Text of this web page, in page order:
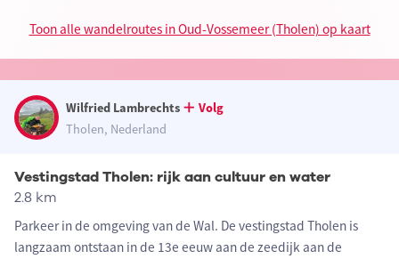
Toon alle wandelroutes in Oud-Vossemeer (Tholen) op kaart
Wilfried Lambrechts
Volg
Tholen, Nederland
Vestingstad Tholen: rijk aan cultuur en water
2.8 km
Parkeer in de omgeving van de Wal. De vestingstad Tholen is
langzaam ontstaan in de 13e eeuw aan de zeedijk aan de